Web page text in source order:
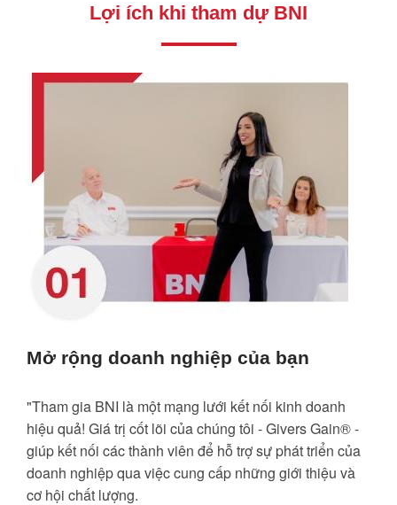
Lợi ích khi tham dự BNI
Mở rộng doanh nghiệp của bạn
"Tham gia BNI là một mạng lưới kết nối kinh doanh
hiệu quả! Giá trị cốt lõi của chúng tôi - Givers Gain® -
giúp kết nối các thành viên để hỗ trợ sự phát triển của
doanh nghiệp qua việc cung cấp những giới thiệu và
cơ hội chất lượng.